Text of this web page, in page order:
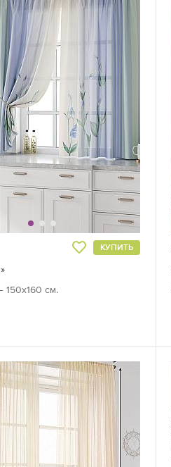
КУПИТЬ
см.